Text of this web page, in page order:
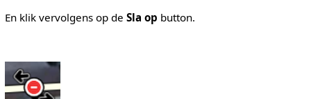
En klik vervolgens op de Sla op button.